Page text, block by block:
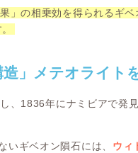
」の相乗効を得られるギベ
」メテオライト
、1836年にナミビアで発
いギベオン隕石には、 ウィ